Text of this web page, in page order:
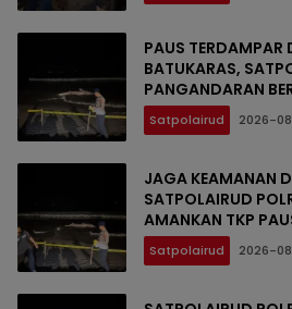
PAUS TERDAMPAR
BATUKARAS,
PANGANDARAN
AMANKAN LOKASI
Satpolairud 2026-
JAGA KEAMANAN
SATPOLAIRUD
AMANKAN TKP
Satpolairud 2026-